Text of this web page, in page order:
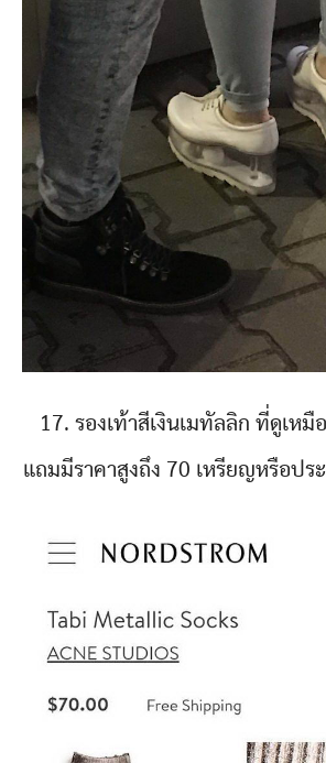
17. รองเท้าสีเงินเมทัลลิก ที่ดูเหมื
แถมมีราคาสูงถึง 70 เหรียญหรือป